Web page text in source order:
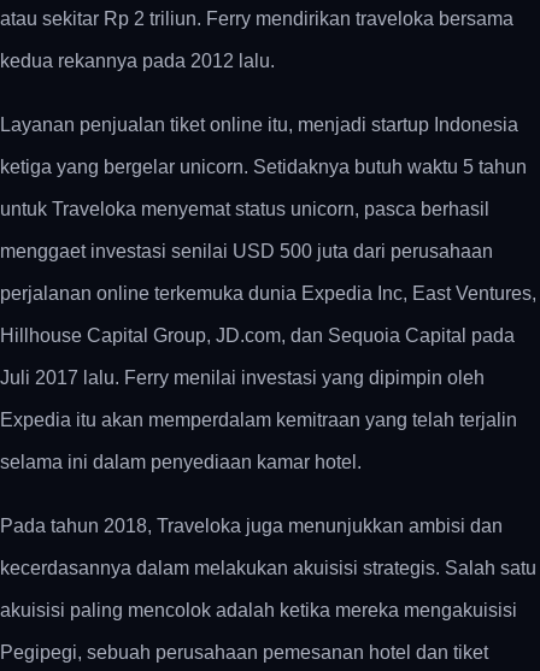
atau sekitar Rp 2 triliun. Ferry mendirikan traveloka bersama
kedua rekannya pada 2012 lalu.
Layanan penjualan tiket online itu, menjadi startup Indonesia
ketiga yang bergelar unicorn. Setidaknya butuh waktu 5 tahun
untuk Traveloka menyemat status unicorn, pasca berhasil
menggaet investasi senilai USD 500 juta dari perusahaan
perjalanan online terkemuka dunia Expedia Inc, East Ventures,
Hillhouse Capital Group, JD.com, dan Sequoia Capital pada
Juli 2017 lalu. Ferry menilai investasi yang dipimpin oleh
Expedia itu akan memperdalam kemitraan yang telah terjalin
selama ini dalam penyediaan kamar hotel.
Pada tahun 2018, Traveloka juga menunjukkan ambisi dan
kecerdasannya dalam melakukan akuisisi strategis. Salah satu
akuisisi paling mencolok adalah ketika mereka mengakuisisi
Pegipegi, sebuah perusahaan pemesanan hotel dan tiket